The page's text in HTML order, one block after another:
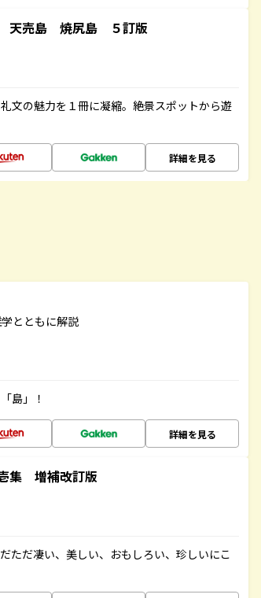
売島 焼尻島 ５訂版
文の魅力を１冊に凝縮。絶景スポットから遊
詳細を見る
とともに解説
島」！
詳細を見る
集 増補改訂版
ただ凄い、美しい、おもしろい、珍しいにこ